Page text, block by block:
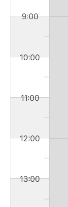
9:00
10:00
11:00
12:00
13:00